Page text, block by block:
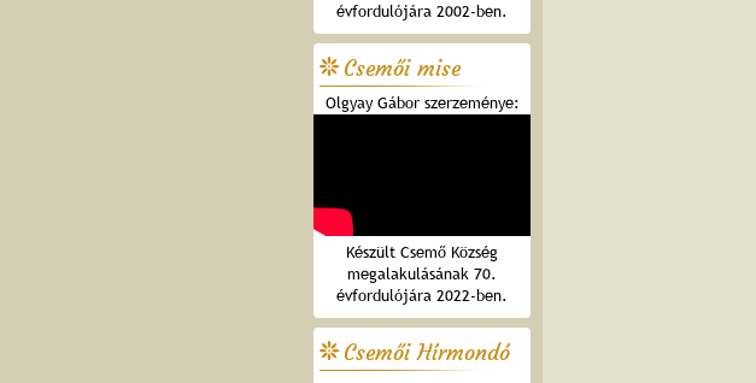
évfordulójára 2002-ben.
Csemői mise
Olgyay Gábor szerzeménye:
Készült Csemő Község
megalakulásának 70.
évfordulójára 2022-ben.
Csemői Hírmondó